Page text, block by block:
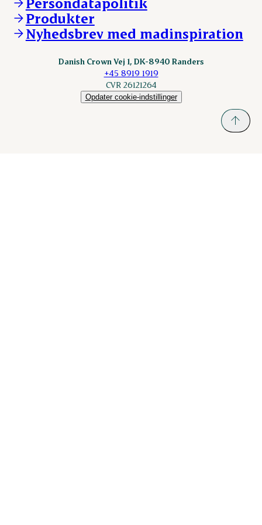
KLS.se
nordicspoor.com
Scanhide.dk
Produkter
Nyhedsbrev med madinspiration
Danish Crown Vej 1, DK-8940 Randers
+45 8919 1919
CVR 26121264
Opdater cookie-indstillinger